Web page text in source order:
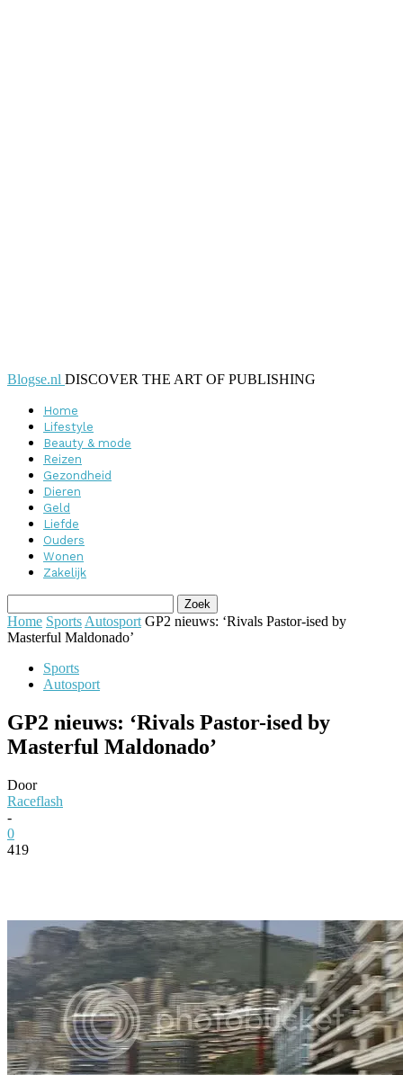
Blogse.nl DISCOVER THE ART OF PUBLISHING
Home
Lifestyle
Beauty & mode
Reizen
Gezondheid
Dieren
Geld
Liefde
Ouders
Wonen
Zakelijk
Home Sports Autosport GP2 nieuws: ‘Rivals Pastor-ised by
Masterful Maldonado’
Sports
Autosport
GP2 nieuws: ‘Rivals Pastor-ised by
Masterful Maldonado’
Door
Raceflash
-
0
419